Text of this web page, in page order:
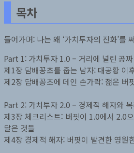
목차
들어가며: 나는 왜 ‘가치투자의 진화’를
Part 1: 가치투자 1.0 – 거리에 널린 공짜
제1장 담배꽁초를 줍는 남자: 대공황 이
제2장 담배꽁초에 데인 손가락: 젊은 버
Part 2: 가치투자 2.0 – 경제적 해자와 복
제3장 체크리스트: 버핏이 1.0에서 2.0
달은 것들
제4장 경제적 해자: 버핏이 발견한 영원